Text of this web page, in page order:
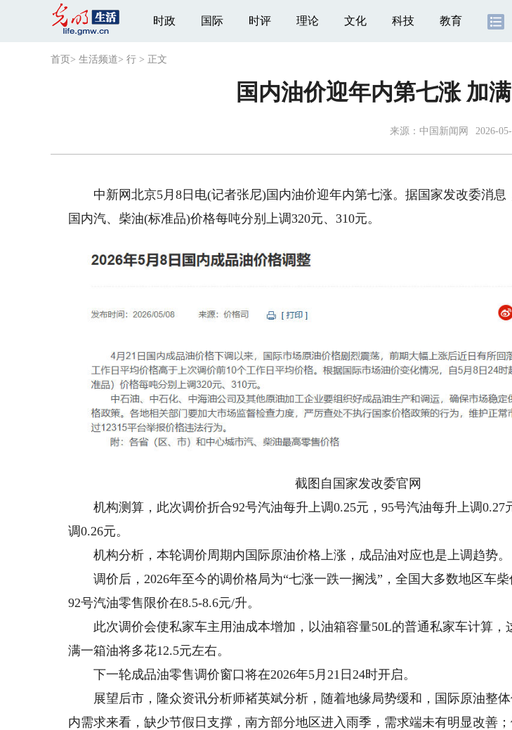
时政 国际 时评 理论 文化 科技 教育
首页 > 生活频道> 行 > 正文
国内油价迎年内第七涨 加
来源： 中国新闻网 2026-
中新网北京5月8日电(记者张尼)国内油价迎年内第七涨。据国家发改委消息
国内汽、柴油(标准品)价格每吨分别上调320元、310元。
截图自国家发改委官网
机构测算，此次调价折合92号汽油每升上调0.25元，95号汽油每升上调0.27
调0.26元。
机构分析，本轮调价周期内国际原油价格上涨，成品油对应也是上调趋势。
调价后，2026年至今的调价格局为“七涨一跌一搁浅”，全国大多数地区车柴
92号汽油零售限价在8.5-8.6元/升。
此次调价会使私家车主用油成本增加，以油箱容量50L的普通私家车计算，
满一箱油将多花12.5元左右。
下一轮成品油零售调价窗口将在2026年5月21日24时开启。
展望后市，隆众资讯分析师褚英斌分析，随着地缘局势缓和，国际原油整体
内需求来看，缺少节假日支撑，南方部分地区进入雨季，需求端未有明显改善